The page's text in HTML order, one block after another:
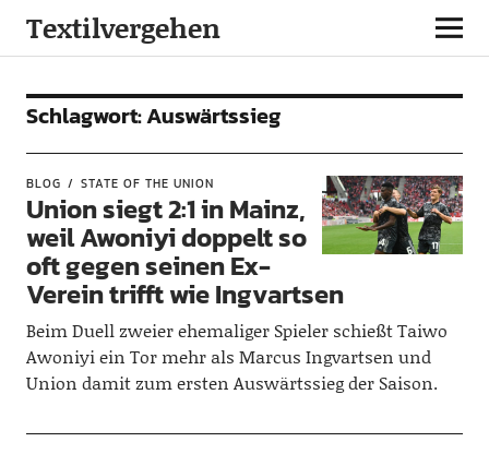
Textilvergehen
Schlagwort:Auswärtssieg
BLOG STATE OF THE UNION
Union siegt 2:1 in Mainz,
weil Awoniyi doppelt so
oft gegen seinen Ex-
Verein trifft wie Ingvartsen
Beim Duell zweier ehemaliger Spieler schießt Taiwo
Awoniyi ein Tor mehr als Marcus Ingvartsen und
Union damit zum ersten Auswärtssieg der Saison.